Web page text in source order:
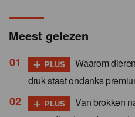
Meest gelezen
+ PLUS
Waarom
druk staat ondanks
+ PLUS
Van brokken